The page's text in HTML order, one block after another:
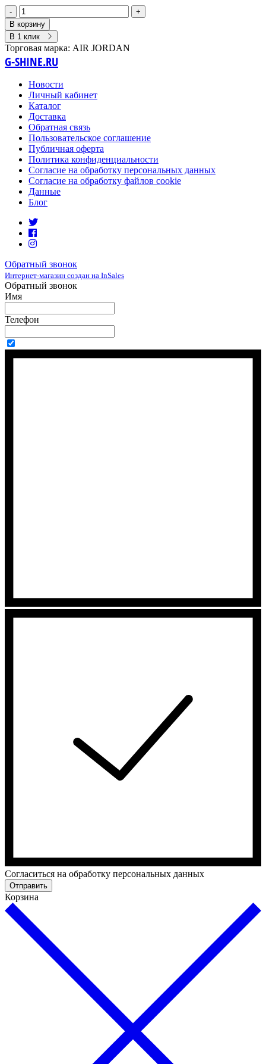
-
+
В корзину
В 1 клик
Торговая марка: AIR JORDAN
G-SHINE.RU
Новости
Личный кабинет
Каталог
Доставка
Обратная связь
Пользовательское соглашение
Публичная оферта
Политика конфиденциальности
Согласие на обработку персональных данных
Согласие на обработку файлов cookie
Данные
Блог
Обратный звонок
Интернет-магазин создан на InSales
Обратный звонок
Имя
Телефон
Cогласиться на обработку персональных данных
Отправить
Корзина